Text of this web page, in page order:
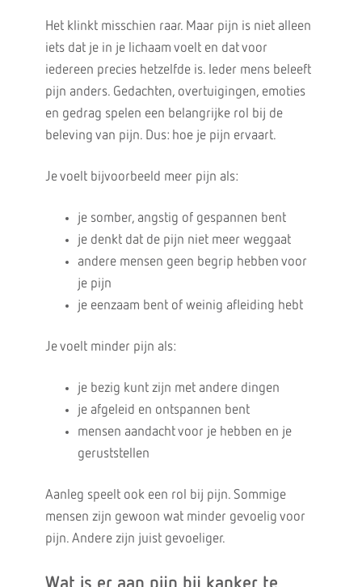
Het klinkt misschien raar. Maar pijn is niet alleen
iets dat je in je lichaam voelt en dat voor
iedereen precies hetzelfde is. Ieder mens beleeft
pijn anders. Gedachten, overtuigingen, emoties
en gedrag spelen een belangrijke rol bij de
beleving van pijn. Dus: hoe je pijn ervaart.
Je voelt bijvoorbeeld meer pijn als:
je somber, angstig of gespannen bent
je denkt dat de pijn niet meer weggaat
andere mensen geen begrip hebben voor
je pijn
je eenzaam bent of weinig afleiding hebt
Je voelt minder pijn als:
je bezig kunt zijn met andere dingen
je afgeleid en ontspannen bent
mensen aandacht voor je hebben en je
geruststellen
Aanleg speelt ook een rol bij pijn. Sommige
mensen zijn gewoon wat minder gevoelig voor
pijn. Andere zijn juist gevoeliger.